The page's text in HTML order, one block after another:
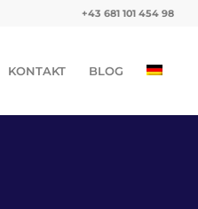
+43 681 101 454 98
KONTAKT BLOG